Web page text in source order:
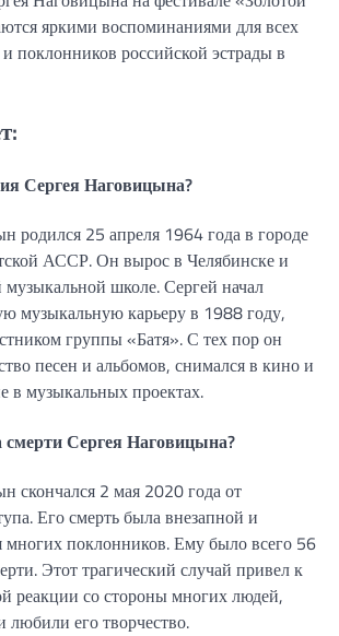
яркими воспоминаниями для всех
поклонников российской эстрады в
Сергея Наговицына?
родился 25 апреля 1964 года в городе
АССР. Он вырос в Челябинске и
музыкальной школе. Сергей начал
музыкальную карьеру в 1988 году,
группы «Батя». С тех пор он
песен и альбомов, снимался в кино и
в музыкальных проектах.
Сергея Наговицына?
скончался 2 мая 2020 года от
Его смерть была внезапной и
поклонников. Ему было всего 56
Этот трагический случай привел к
реакции со стороны многих людей,
любили его творчество.